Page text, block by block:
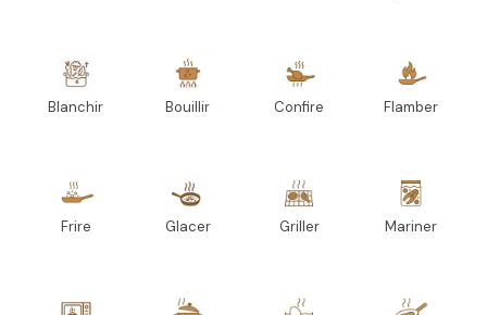
Blanchir Bouillir Confire Flamber
Frire Glacer Griller Mariner